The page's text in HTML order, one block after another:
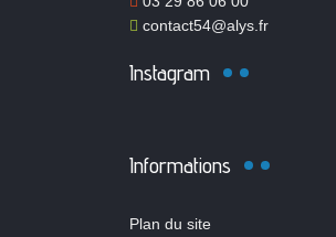
contact54@alys.fr
Instagram
Informations
Plan du site